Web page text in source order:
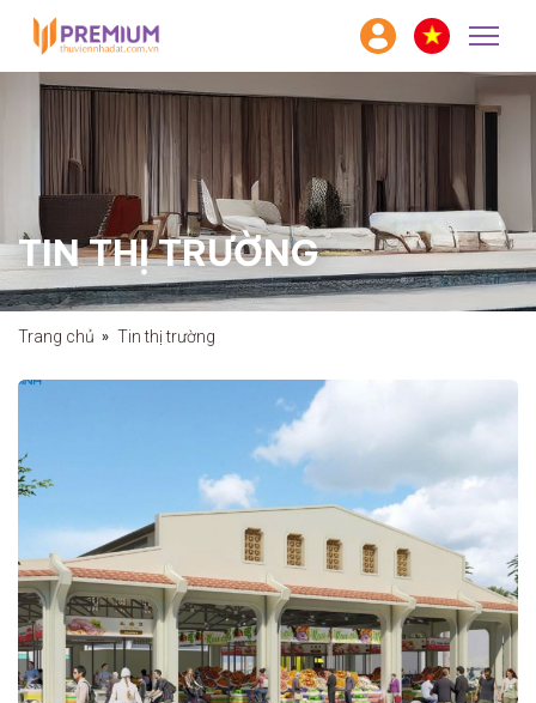
TIN THỊ TRƯỜNG
Trang chủ Tin thị trường